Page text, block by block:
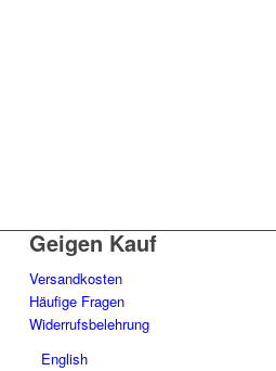
Geigen Kauf
Versandkosten
Häufige Fragen
Widerrufsbelehrung
English